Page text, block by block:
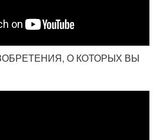
О КОТОРЫХ ВЫ